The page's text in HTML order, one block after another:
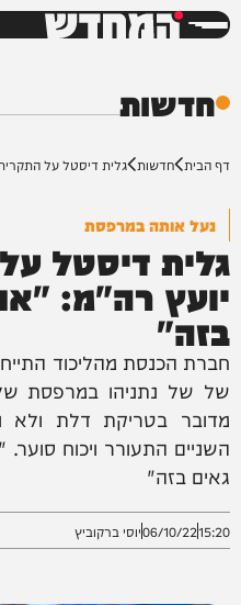
המחדש
חדשות
דף הבית חדשות גלית דיסטל על
נעל אותה במרפסת
גלית דיסטל
יועץ רה"מ:
בזה"
חברת הכנסת מהליכוד
של של נתניהו במרפסת
מדובר בטריקת דלת ולא
השניים התעורר ויכוח
גאים בזה"
15:20
06/10/22יוסי ברקוביץ